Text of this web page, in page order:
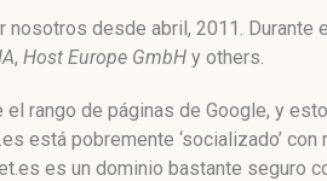
desde abril, 2011.
, Host Europe GmbH y others.
rango de páginas de Google, y
está pobremente ‘socializado’
es un dominio bastante seguro